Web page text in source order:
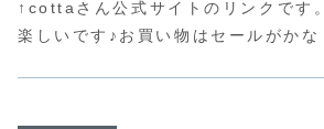
↑cottaさん公式サイトのリンクです
楽しいです♪お買い物はセールがかな